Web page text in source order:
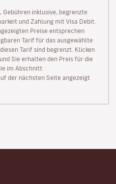
inklusive, begrenzte
und Zahlung mit Visa Debit.
Preise entsprechen
Tarif für das ausgewählte
Tarif sind begrenzt. Klicken
Sie erhalten den Preis für die
im Abschnitt
der nächsten Seite angezeigt